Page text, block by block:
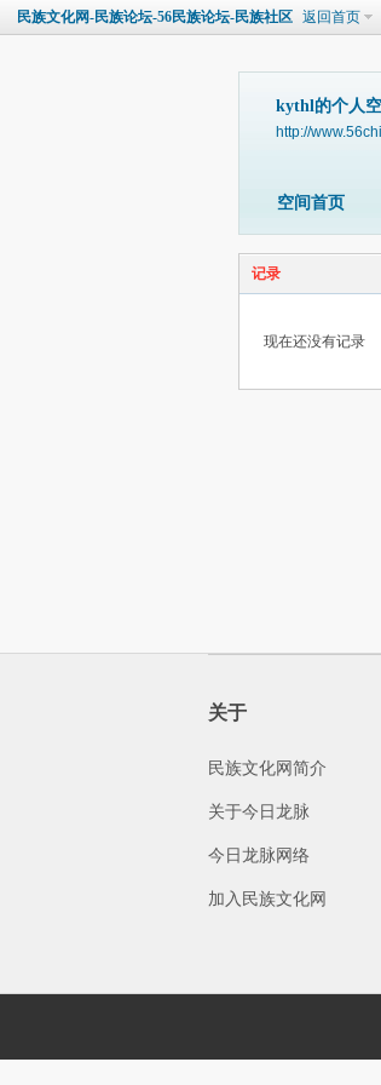
民族文化网-民族论坛-56民族论坛-民族社区 返回首页
kythl的个人
http://
空间首页
记录
现在还没有记录
关于
民族文化网简介
关于今日龙脉
今日龙脉网络
加入民族文化网